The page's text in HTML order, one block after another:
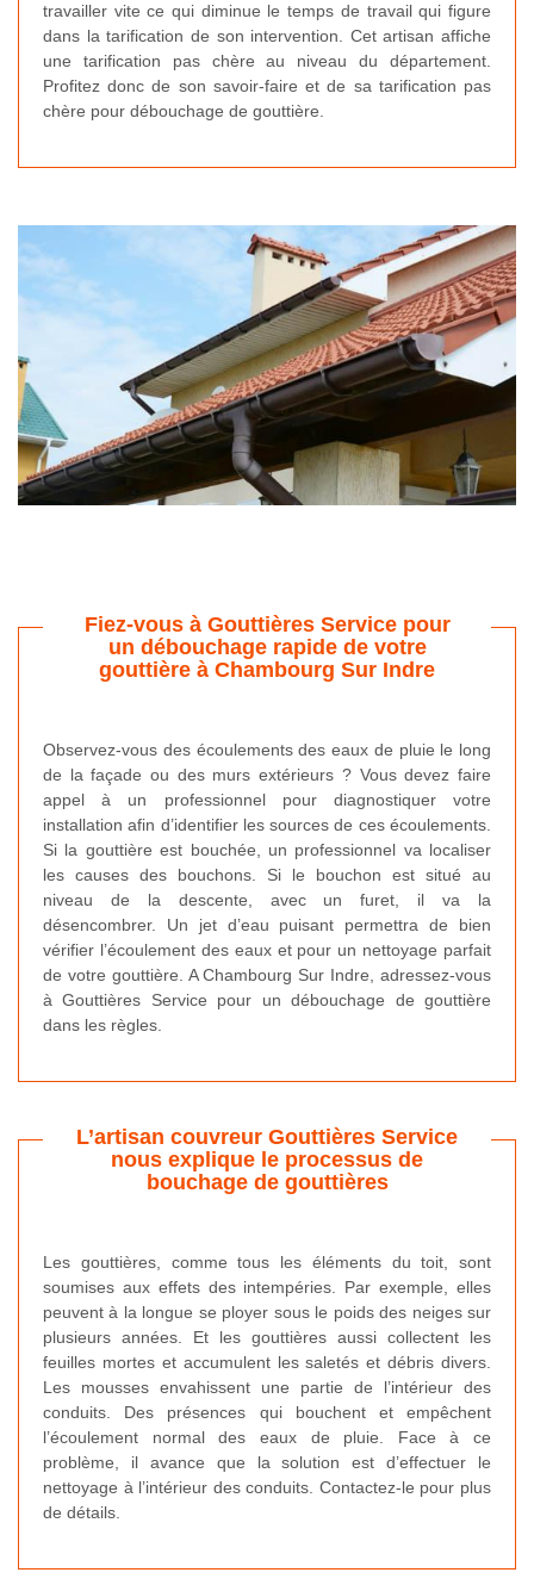
travailler vite ce qui diminue le temps de travail qui figure
dans la tarification de son intervention. Cet artisan affiche
une tarification pas chère au niveau du département.
Profitez donc de son savoir-faire et de sa tarification pas
chère pour débouchage de gouttière.
Fiez-vous à Gouttières Service pour
un débouchage rapide de votre
gouttière à Chambourg Sur Indre
Observez-vous des écoulements des eaux de pluie le long
de la façade ou des murs extérieurs ? Vous devez faire
appel à un professionnel pour diagnostiquer votre
installation afin d’identifier les sources de ces écoulements.
Si la gouttière est bouchée, un professionnel va localiser
les causes des bouchons. Si le bouchon est situé au
niveau de la descente, avec un furet, il va la
désencombrer. Un jet d’eau puisant permettra de bien
vérifier l’écoulement des eaux et pour un nettoyage parfait
de votre gouttière. A Chambourg Sur Indre, adressez-vous
à Gouttières Service pour un débouchage de gouttière
dans les règles.
L’artisan couvreur Gouttières Service
nous explique le processus de
bouchage de gouttières
Les gouttières, comme tous les éléments du toit, sont
soumises aux effets des intempéries. Par exemple, elles
peuvent à la longue se ployer sous le poids des neiges sur
plusieurs années. Et les gouttières aussi collectent les
feuilles mortes et accumulent les saletés et débris divers.
Les mousses envahissent une partie de l’intérieur des
conduits. Des présences qui bouchent et empêchent
l’écoulement normal des eaux de pluie. Face à ce
problème, il avance que la solution est d’effectuer le
nettoyage à l’intérieur des conduits. Contactez-le pour plus
de détails.